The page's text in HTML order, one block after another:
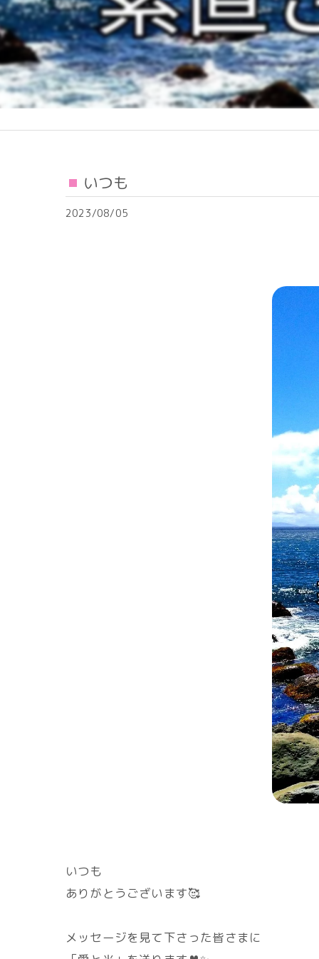
いつも
2023/08/05
いつも
ありがとうございます🥰
メッセージを見て下さった皆さまに